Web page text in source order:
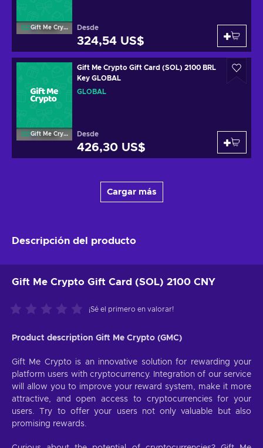
Gift Me Crypto Desde
324,54 US$
Gift Me Crypto
Gift Me Crypto Gift Card (SOL) 2100 BRL
Key GLOBAL
GLOBAL
Desde
426,30 US$
Cargar más
Descripción del producto
Gift Me Crypto Gift Card (SOL) 2100 CNY
¡Sé el primero en valorar!
Product description Gift Me Crypto (GMC)
Gift Me Crypto is an innovative solution for rewarding your
platform users with cryptocurrency. Integration of our service
will allow you to improve your reward system, make it more
attractive, and open access to cryptocurrencies for your
users. Try to offer your users not only valuable but also
promising rewards.